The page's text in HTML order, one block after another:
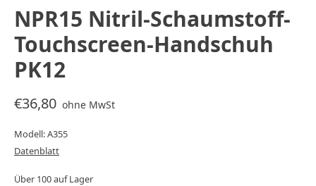
NPR15 Nitril-Schaumstoff-
Touchscreen-Handschuh
PK12
€36,80 ohne MwSt
Modell: A355
Datenblatt
Über 100 auf Lager